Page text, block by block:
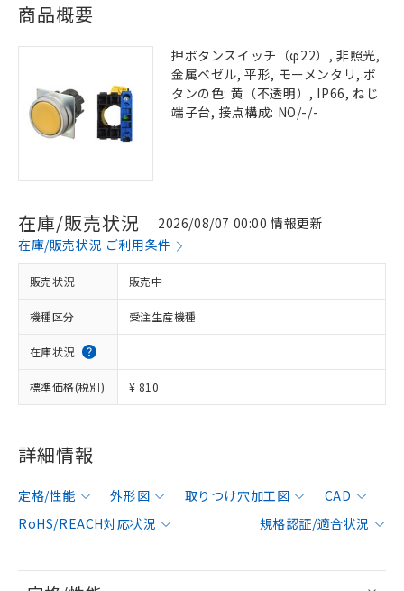
商品概要
押ボタンスイッチ（φ22）, 非照光,
金属ベゼル, 平形, モーメンタリ, ボ
タンの色: 黄（不透明）, IP66, ねじ
端子台, 接点構成: NO/-/-
在庫/販売状況
2026/08/07 00:00 情報更新
在庫/販売状況 ご利用条件
販売状況 販売中
機種区分 受注生産機種
在庫状況
標準価格(税別) ¥ 810
詳細情報
定格/性能 外形図 取りつけ穴加工図
CAD
RoHS/REACH対応状況
規格認証/適合状況